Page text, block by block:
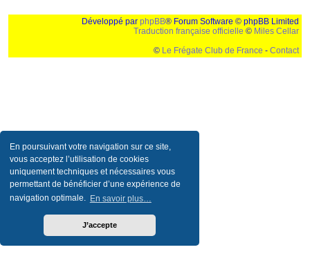
En poursuivant votre navigation sur ce site,
vous acceptez l’utilisation de cookies
uniquement techniques et nécessaires vous
permettant de bénéficier d’une expérience de
navigation optimale. En savoir plus…
J’accepte
Développé par phpBB® Forum Software © phpBB Limited
Traduction française officielle © Miles Cellar
© Le Frégate Club de France - Contact